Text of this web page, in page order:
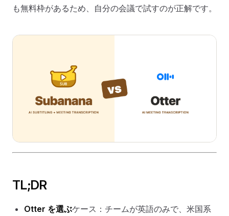
も無料枠があるため、自分の会議で試すのが正解です。
TL;DR
Otter を選ぶケース：チームが英語のみで、米国系